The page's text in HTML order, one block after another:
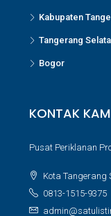
Kabupaten
Tangerang
Bogor
KONTAK
Pusat Periklanan
Kota Tangerang
0813-1515-9375